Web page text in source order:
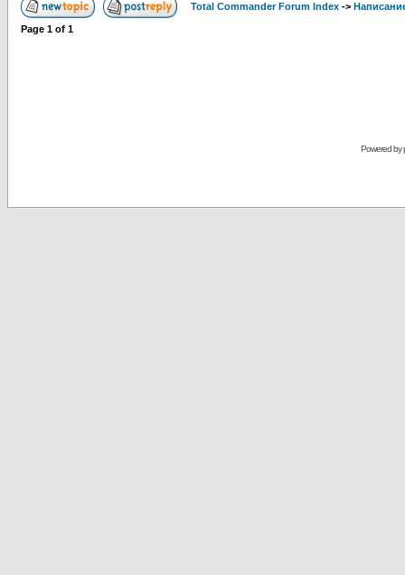
Total Commander Forum Index ->
Page 1 of 1
Powered by